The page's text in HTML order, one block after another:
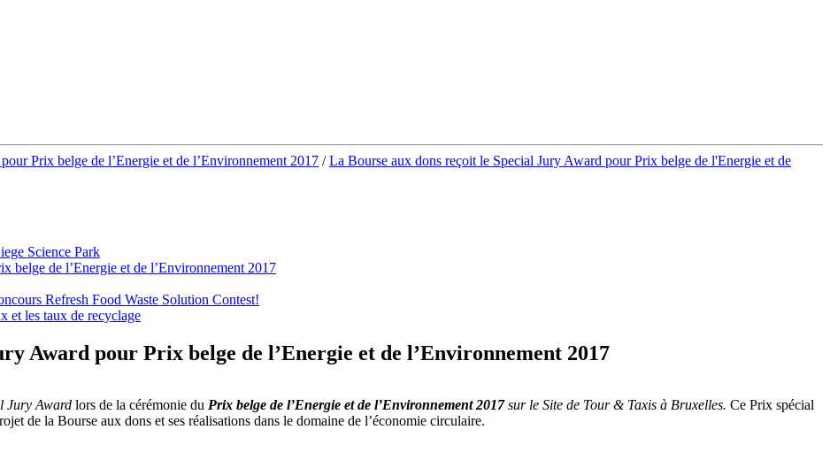
Prix belge de l’Energie et de l’Environnement 2017 /La Bourse aux dons reçoit le Special Jury Award pour Prix belge de l'Energie et de
Science Park
belge de l’Energie et de l’Environnement 2017
Refresh Food Waste Solution Contest!
et les taux de recyclage
Award pour Prix belge de l’Energie et de l’Environnement 2017
Jury Award lors de la cérémonie du Prix belge de l’Energie et de l’Environnement 2017sur le Site de Tour & Taxis à Bruxelles. Ce Prix spécial
de la Bourse aux dons et ses réalisations dans le domaine de l’économie circulaire.